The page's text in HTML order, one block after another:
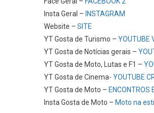
Insta Geral – INSTAGRAM
Website – SITE
YT Gosta de Turismo – YOUTUBE
YT Gosta de Notícias gerais –
YT Gosta de Moto, Lutas e F1 –
YT Gosta de Cinema- YOUTUBE
YT Gosta de Moto – ENCONTROS
Insta Gosta de Moto – Moto na